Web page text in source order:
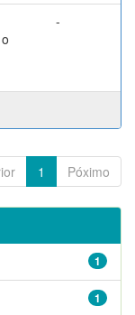
-
1 Póximo
1
1